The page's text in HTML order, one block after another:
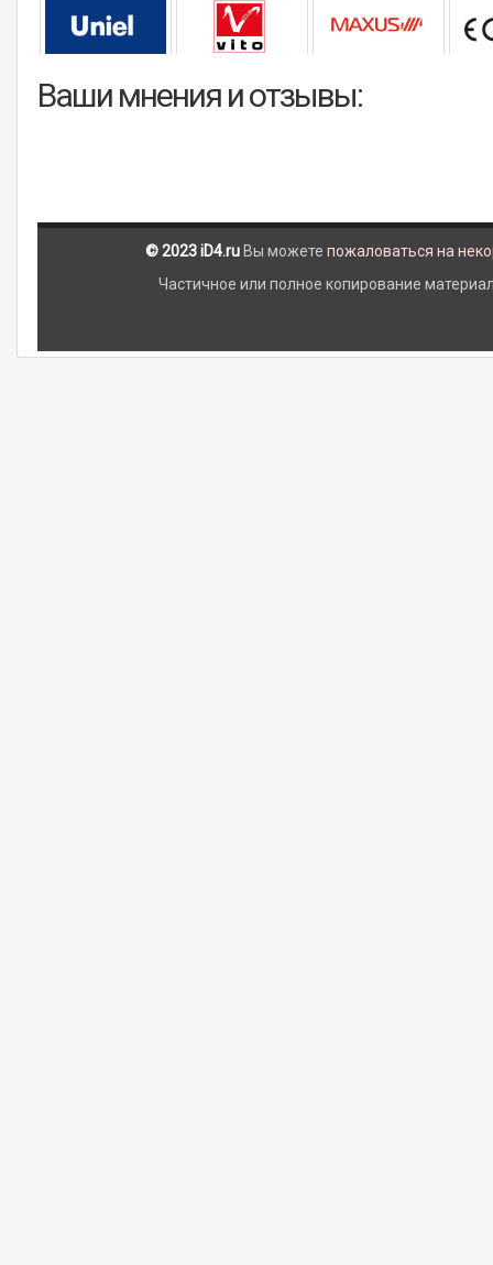
Ваши мнения и отзывы:
© 2023 iD4.ru Вы можете пожаловаться на
Частичное или полное копирование